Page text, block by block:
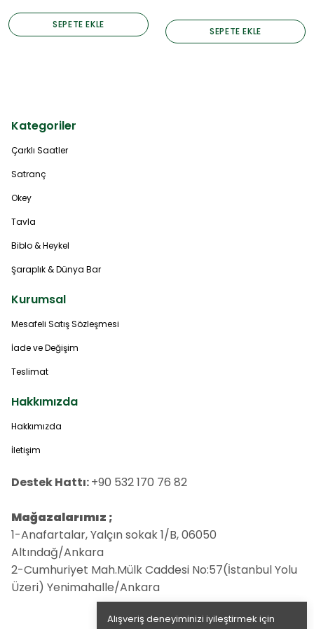
Alışveriş deneyiminizi iyileştirmek için
SEPETE EKLE
SEPETE EKLE
Kategoriler
Çarklı Saatler
Satranç
Okey
Tavla
Biblo & Heykel
Şaraplık & Dünya Bar
Kurumsal
Mesafeli Satış Sözleşmesi
İade ve Değişim
Teslimat
Hakkımızda
Hakkımızda
İletişim
Destek Hattı:+90 532 170 76 82
Mağazalarımız ;
1-Anafartalar, Yalçın sokak 1/B, 06050
Altındağ/Ankara
2-Cumhuriyet Mah.Mülk Caddesi No:57(İstanbul Yolu
Üzeri) Yenimahalle/Ankara